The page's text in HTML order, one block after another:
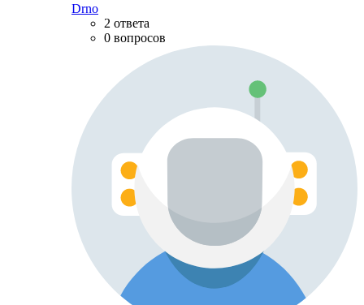
Drno
2 ответа
0 вопросов